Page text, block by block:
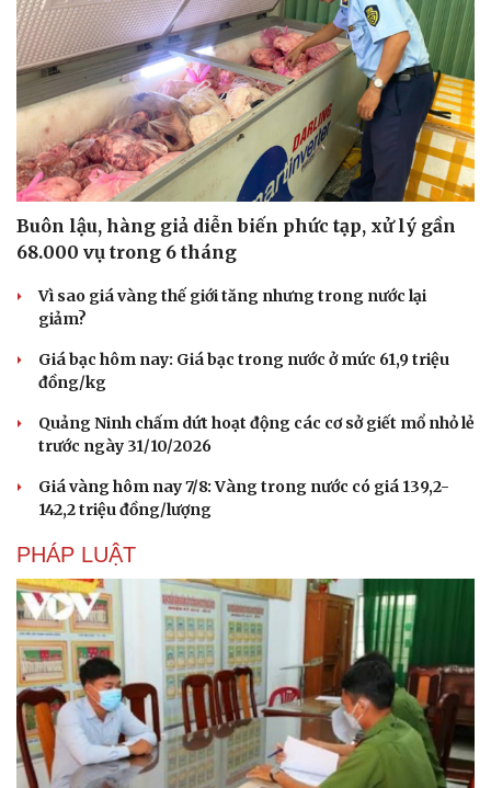
Buôn lậu, hàng giả diễn biến phức tạp, xử lý gần
68.000 vụ trong 6 tháng
Vì sao giá vàng thế giới tăng nhưng trong nước lại
giảm?
Giá bạc hôm nay: Giá bạc trong nước ở mức 61,9 triệu
đồng/kg
Quảng Ninh chấm dứt hoạt động các cơ sở giết mổ nhỏ lẻ
trước ngày 31/10/2026
Giá vàng hôm nay 7/8: Vàng trong nước có giá 139,2-
142,2 triệu đồng/lượng
PHÁP LUẬT